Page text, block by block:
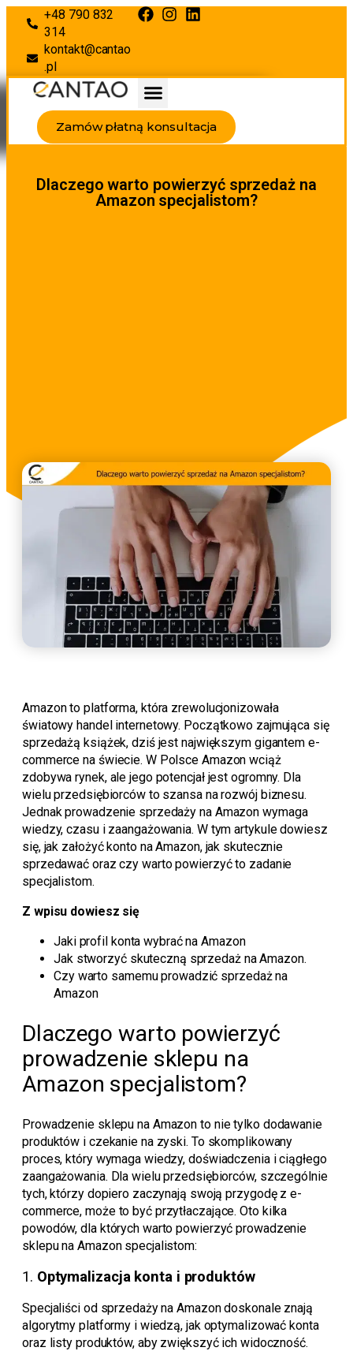
+48 790 832
314
kontakt@cantao
.pl
Zamów płatną konsultacja
Dlaczego warto powierzyć sprzedaż na
Amazon specjalistom?
Amazon to platforma, która zrewolucjonizowała
światowy handel internetowy. Początkowo zajmująca się
sprzedażą książek, dziś jest największym gigantem e-
commerce na świecie. W Polsce Amazon wciąż
zdobywa rynek, ale jego potencjał jest ogromny. Dla
wielu przedsiębiorców to szansa na rozwój biznesu.
Jednak prowadzenie sprzedaży na Amazon wymaga
wiedzy, czasu i zaangażowania. W tym artykule dowiesz
się, jak założyć konto na Amazon, jak skutecznie
sprzedawać oraz czy warto powierzyć to zadanie
specjalistom.
Z wpisu dowiesz się
Jaki profil konta wybrać na Amazon
Jak stworzyć skuteczną sprzedaż na Amazon.
Czy warto samemu prowadzić sprzedaż na
Amazon
Dlaczego warto powierzyć
prowadzenie sklepu na
Amazon specjalistom?
Prowadzenie sklepu na Amazon to nie tylko dodawanie
produktów i czekanie na zyski. To skomplikowany
proces, który wymaga wiedzy, doświadczenia i ciągłego
zaangażowania. Dla wielu przedsiębiorców, szczególnie
tych, którzy dopiero zaczynają swoją przygodę z e-
commerce, może to być przytłaczające. Oto kilka
powodów, dla których warto powierzyć prowadzenie
sklepu na Amazon specjalistom:
1. Optymalizacja konta i produktów
Specjaliści od sprzedaży na Amazon doskonale znają
algorytmy platformy i wiedzą, jak optymalizować konta
oraz listy produktów, aby zwiększyć ich widoczność.